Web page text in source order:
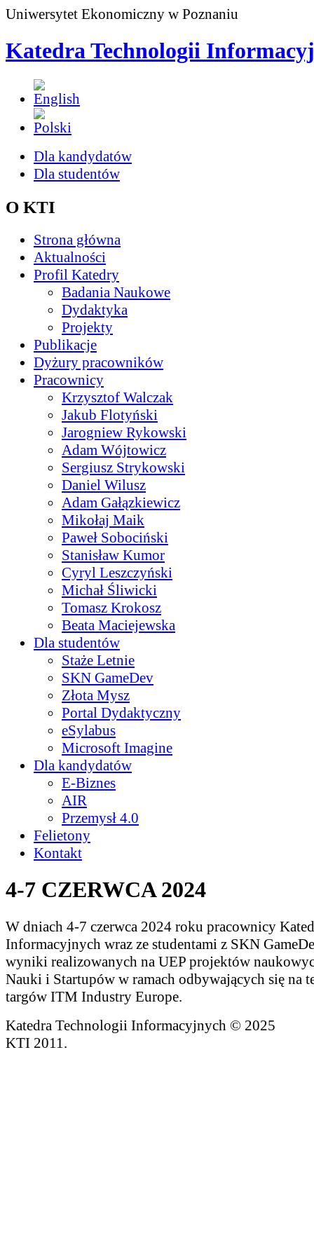
Uniwersytet Ekonomiczny w Poznaniu
Katedra Technologii
Dla kandydatów
Dla studentów
O KTI
Strona główna
Aktualności
Profil Katedry
Badania Naukowe
Dydaktyka
Projekty
Publikacje
Dyżury pracowników
Pracownicy
Krzysztof Walczak
Jakub Flotyński
Jarogniew Rykowski
Adam Wójtowicz
Sergiusz Strykowski
Daniel Wilusz
Adam Gałązkiewicz
Mikołaj Maik
Paweł Sobociński
Stanisław Kumor
Cyryl Leszczyński
Michał Śliwicki
Tomasz Krokosz
Beata Maciejewska
Dla studentów
Staże Letnie
SKN GameDev
Złota Mysz
Portal Dydaktyczny
eSylabus
Microsoft Imagine
Dla kandydatów
E-Biznes
AIR
Przemysł 4.0
Felietony
Kontakt
4-7 CZERWCA 2024
W dniach 4-7 czerwca 2024 roku pracownicy
Informacyjnych wraz ze studentami z SKN
wyniki realizowanych na UEP projektów
Nauki i Startupów w ramach odbywających się na
targów ITM Industry Europe.
Katedra Technologii Informacyjnych © 2025
KTI 2011.